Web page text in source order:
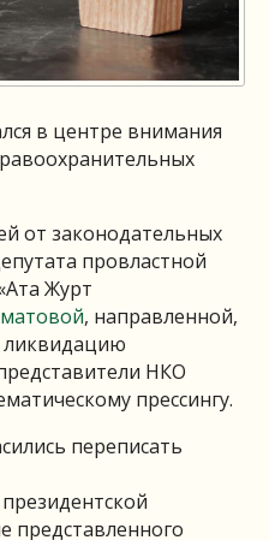
в центре внимания
от законодательных
провластной
Журт
, направленной,
ликвидацию
НКО
прессингу.
переписать
представленного